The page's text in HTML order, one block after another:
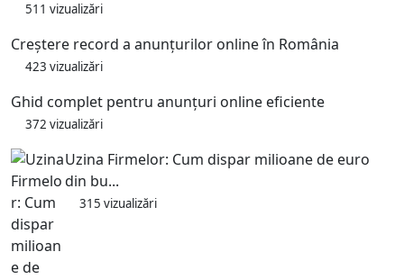
511 vizualizări
Creștere record a anunțurilor online în România
423 vizualizări
Ghid complet pentru anunțuri online eficiente
372 vizualizări
Uzina Firmelor: Cum dispar milioane de euro
din bu...
315 vizualizări